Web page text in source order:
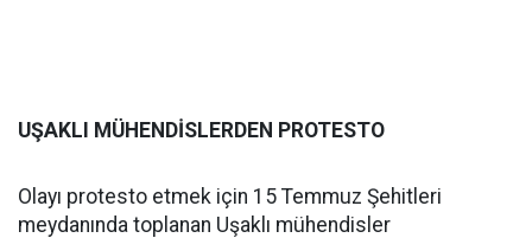
UŞAKLI MÜHENDİSLERDEN PROTESTO
Olayı protesto etmek için 15 Temmuz Şehitleri
meydanında toplanan Uşaklı mühendisler